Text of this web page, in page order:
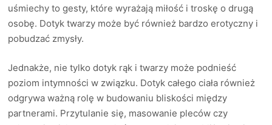
uśmiechy to gesty, które wyrażają miłość i troskę o drugą
osobę. Dotyk twarzy może być również bardzo erotyczny i
pobudzać zmysły.
Jednakże, nie tylko dotyk rąk i twarzy może podnieść
poziom intymności w związku. Dotyk całego ciała również
odgrywa ważną rolę w budowaniu bliskości między
partnerami. Przytulanie się, masowanie pleców czy